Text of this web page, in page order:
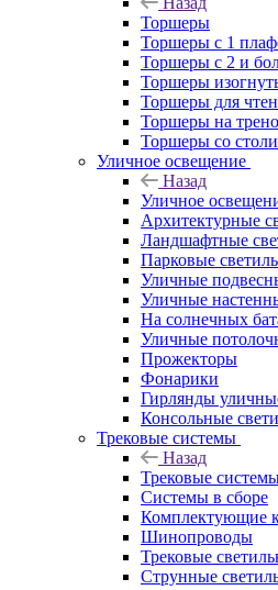
Торшеры
Торшеры с 1
Торшеры с 2 и
Торшеры
Торшеры для
Торшеры на
Торшеры со
Уличное освещение
Назад
Уличное
Архитектурные
Ландшафтные
Парковые
Уличные
Уличные
На солнечных
Уличные
Прожекторы
Фонарики
Гирлянды
Консольные
Трековые системы
Назад
Трековые
Системы в сборе
Комплектующие
Шинопроводы
Трековые
Струнные